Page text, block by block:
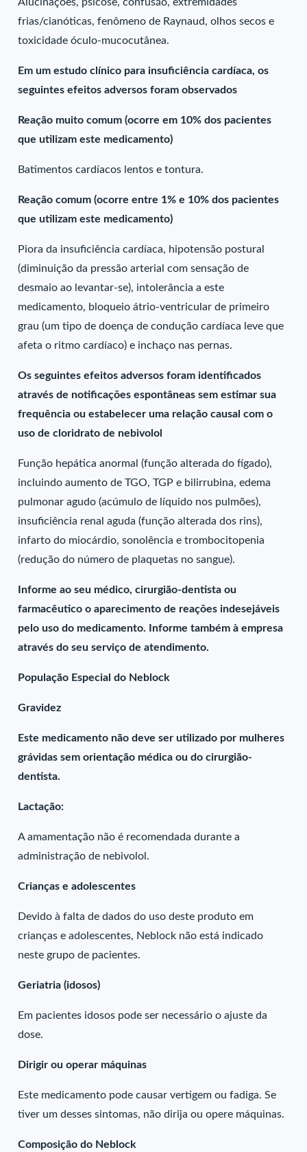
frias/cianóticas, fenômeno de Raynaud, olhos secos e
toxicidade óculo-mucocutânea.
Em um estudo clínico para insuficiência cardíaca, os
seguintes efeitos adversos foram observados
Reação muito comum (ocorre em 10% dos pacientes
que utilizam este medicamento)
Batimentos cardíacos lentos e tontura.
Reação comum (ocorre entre 1% e 10% dos pacientes
que utilizam este medicamento)
Piora da insuficiência cardíaca, hipotensão postural
(diminuição da pressão arterial com sensação de
desmaio ao levantar-se), intolerância a este
medicamento, bloqueio átrio-ventricular de primeiro
grau (um tipo de doença de condução cardíaca leve que
afeta o ritmo cardíaco) e inchaço nas pernas.
Os seguintes efeitos adversos foram identificados
através de notificações espontâneas sem estimar sua
frequência ou estabelecer uma relação causal com o
uso de cloridrato de nebivolol
Função hepática anormal (função alterada do fígado),
incluindo aumento de TGO, TGP e bilirrubina, edema
pulmonar agudo (acúmulo de líquido nos pulmões),
insuficiência renal aguda (função alterada dos rins),
infarto do miocárdio, sonolência e trombocitopenia
(redução do número de plaquetas no sangue).
Informe ao seu médico, cirurgião-dentista ou
farmacêutico o aparecimento de reações indesejáveis
pelo uso do medicamento. Informe também à empresa
através do seu serviço de atendimento.
População Especial do Neblock
Gravidez
Este medicamento não deve ser utilizado por mulheres
grávidas sem orientação médica ou do cirurgião-
dentista.
Lactação:
A amamentação não é recomendada durante a
administração de nebivolol.
Crianças e adolescentes
Devido à falta de dados do uso deste produto em
crianças e adolescentes, Neblock não está indicado
neste grupo de pacientes.
Geriatria (idosos)
Em pacientes idosos pode ser necessário o ajuste da
dose.
Dirigir ou operar máquinas
Este medicamento pode causar vertigem ou fadiga. Se
tiver um desses sintomas, não dirija ou opere máquinas.
Composição do Neblock